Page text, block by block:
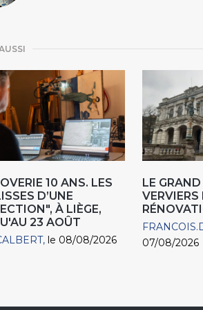
10 ANS. LES
D’UNE
À LIÈGE,
23 AOÛT
le 08/08/2026
LE
VERVIERS
07/08/2026